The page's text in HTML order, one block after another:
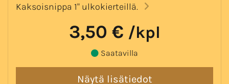
Kaksoisnippa 1" ulkokierteillä.
3,50 € /kpl
Saatavilla